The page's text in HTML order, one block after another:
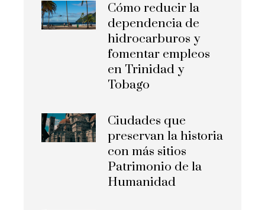
Cómo reducir la
dependencia de
hidrocarburos y
fomentar empleos
en Trinidad y
Tobago
Ciudades que
preservan la historia
con más sitios
Patrimonio de la
Humanidad